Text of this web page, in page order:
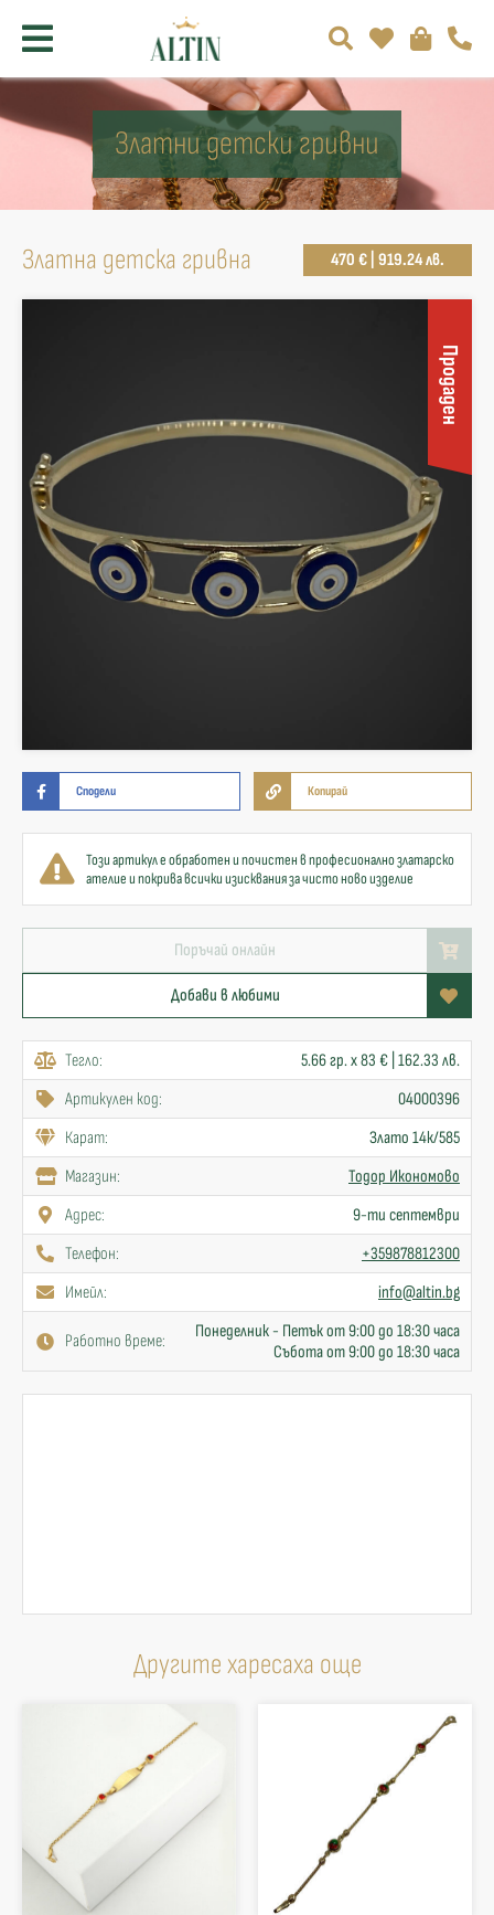
Златни детски гривни
Златна детска гривна 470 € | 919.24 лв.
Продаден
Сподели Копирай
Този артикул е обработен и почистен в професионално златарско
ателие и покрива всички изисквания за чисто ново изделие
Поръчай онлайн
Добави в любими
Тегло:
5.66 гр. x 83 € | 162.33 лв.
Артикулен код:
04000396
Карат:
Злато 14к/585
Mагазин:
Тодор Икономово
Адрес:
9-ти септември
Телефон:
+359878812300
Имейл:
info@altin.bg
Работно време:
Понеделник - Петък от 9:00 до 18:30 часа
Събота от 9:00 до 18:30 часа
Другите харесаха още